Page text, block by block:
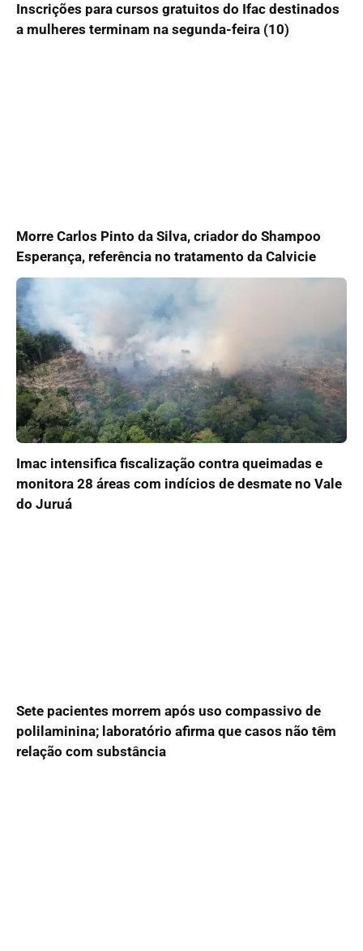
Inscrições para cursos gratuitos do Ifac destinados
a mulheres terminam na segunda-feira (10)
Morre Carlos Pinto da Silva, criador do Shampoo
Esperança, referência no tratamento da Calvicie
Imac intensifica fiscalização contra queimadas e
monitora 28 áreas com indícios de desmate no Vale
do Juruá
Sete pacientes morrem após uso compassivo de
polilaminina; laboratório afirma que casos não têm
relação com substância